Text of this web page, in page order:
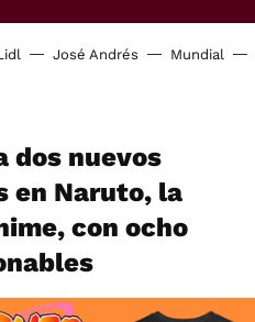
José Andrés Mundial
dos nuevos
en Naruto, la
con ocho